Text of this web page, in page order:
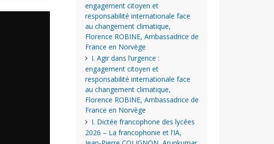
engagement citoyen et
responsabilité internationale face
au changement climatique,
Florence ROBINE, Ambassadrice de
France en Norvège
I. Agir dans l’urgence :
engagement citoyen et
responsabilité internationale face
au changement climatique,
Florence ROBINE, Ambassadrice de
France en Norvège
I. Dictée francophone des lycées
2026 – La francophonie et l’IA,